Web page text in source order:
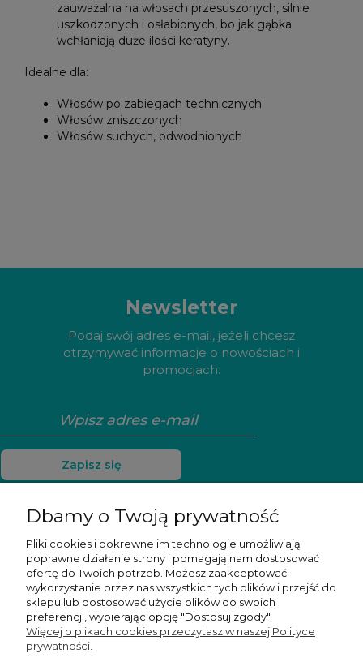
zauważalna na włosach przesuszonych, silnie
uszkodzonych i osłabionych, bo jak gąbka
wchłaniają duże ilości keratyny.
Idealne dla:
Włosów po zabiegach technicznych
Włosów zniszczonych
Włosów suchych, odwodnionych
Newsletter
Podaj swój adres e-mail, jeżeli chcesz
otrzymywać informacje o nowościach i
promocjach.
Zapisz się
Pomoc
Moje konto
Płatności i dostawa
Informacje
Dbamy o Twoją prywatność
Pliki cookies i pokrewne im technologie umożliwiają
poprawne działanie strony i pomagają nam dostosować
ofertę do Twoich potrzeb. Możesz zaakceptować
wykorzystanie przez nas wszystkich tych plików i przejść do
sklepu lub dostosować użycie plików do swoich
preferencji, wybierając opcję "Dostosuj zgody".
Więcej o plikach cookies przeczytasz w naszej Polityce
prywatności.